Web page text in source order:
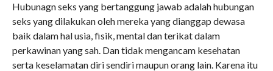
Hubunagn seks yang bertanggung jawab adalah hubungan
seks yang dilakukan oleh mereka yang dianggap dewasa
baik dalam hal usia, fisik, mental dan terikat dalam
perkawinan yang sah. Dan tidak mengancam kesehatan
serta keselamatan diri sendiri maupun orang lain. Karena itu